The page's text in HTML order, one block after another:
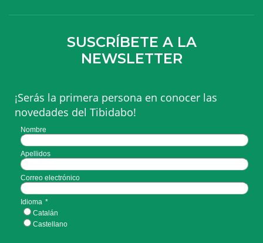
SUSCRÍBETE A LA
NEWSLETTER
¡Serás la primera persona en conocer las
novedades del Tibidabo!